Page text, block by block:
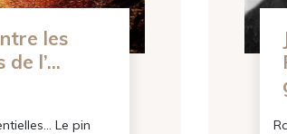
les
l’...
Le pin